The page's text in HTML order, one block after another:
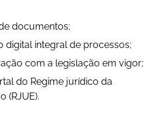
documentos;
digital integral de processos;
com a legislação em vigor;
do Regime jurídico da
(RJUE).